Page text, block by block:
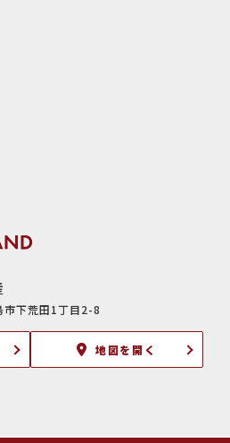
下荒田1丁目2-8
地図を開く